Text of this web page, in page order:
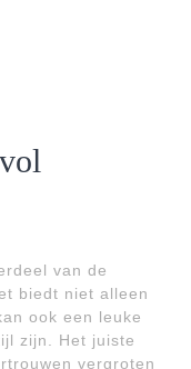
van de
biedt niet alleen
ook een leuke
zijn. Het juiste
vergroten